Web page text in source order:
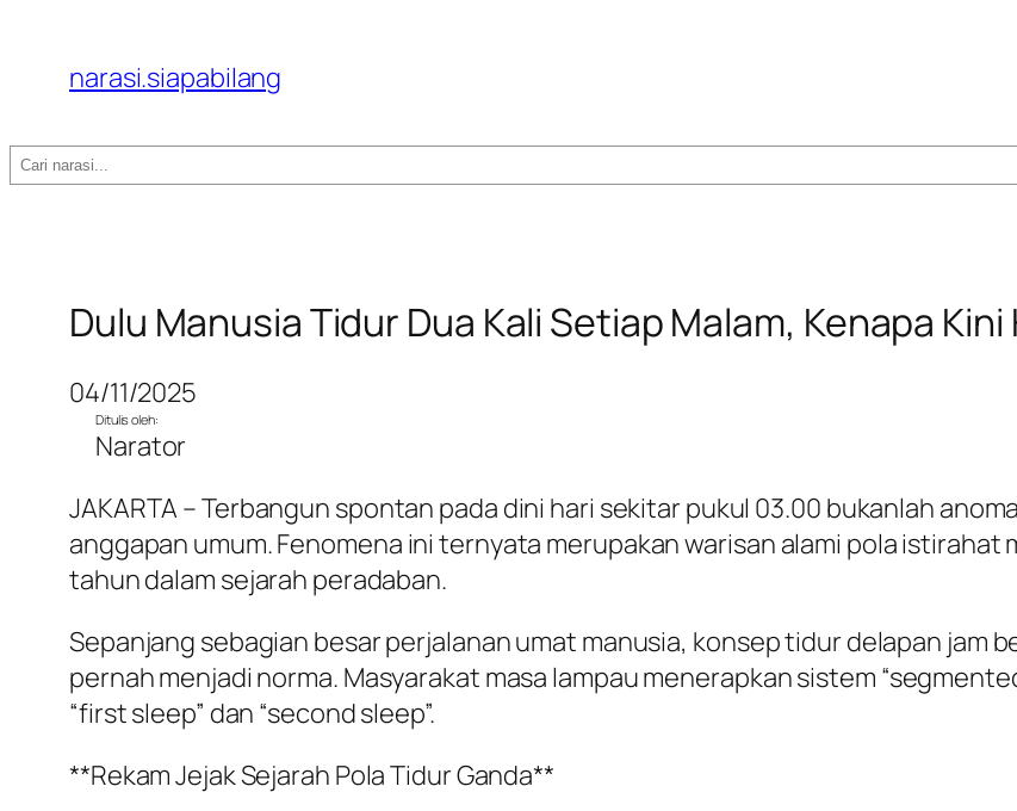
narasi.siapabilang
Search
Dulu Manusia Tidur Dua Kali Setiap Malam, Kenapa Kini
04/11/2025
Ditulis oleh:
Narator
JAKARTA – Terbangun spontan pada dini hari sekitar pukul 03.00 bukanlah
anggapan umum. Fenomena ini ternyata merupakan warisan alami pola
tahun dalam sejarah peradaban.
Sepanjang sebagian besar perjalanan umat manusia, konsep tidur delapan
pernah menjadi norma. Masyarakat masa lampau menerapkan sistem
“first sleep” dan “second sleep”.
**Rekam Jejak Sejarah Pola Tidur Ganda**